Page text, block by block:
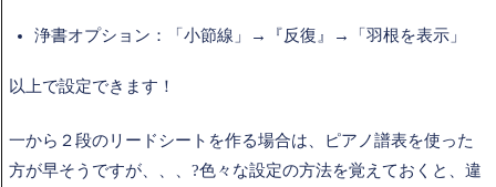
浄書オプション：「小節線」→『反復』→ 「羽根を表示」
以上で設定できます！
一から２段のリードシートを作る場合は、ピアノ譜表を使った
方が早そうですが、、、?色々な設定の方法を覚えておくと、違